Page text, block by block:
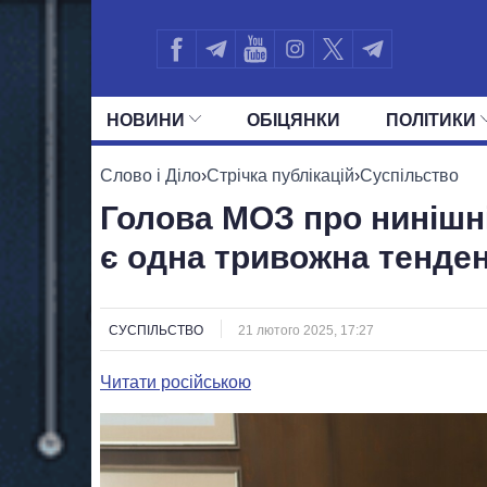
НОВИНИ ОБIЦЯНКИ ПОЛIТИКИ
УСІ ПОЛІТИКИ ПРЕЗИДЕНТ І ОФІС
Слово і Діло›Стрічка публікацій›Суспільство
Голова МОЗ про
є одна тривожна
СУСПІЛЬСТВО 21 лютого 2025, 17:27
Читати російською